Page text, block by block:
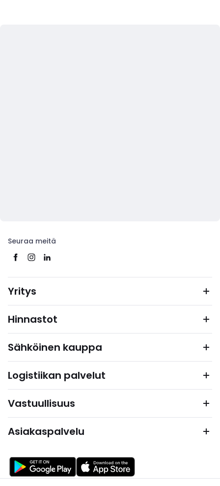
Seuraa meitä
Yritys
Hinnastot
Sähköinen kauppa
Logistiikan palvelut
Vastuullisuus
Asiakaspalvelu